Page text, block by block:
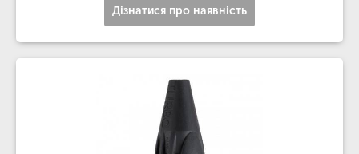
Дізнатися про наявність